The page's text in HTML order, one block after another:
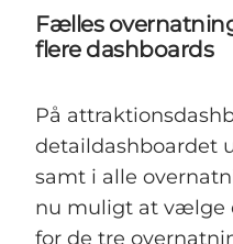
Fælles
flere dashboards
På
detaildashboardet
samt i alle
nu muligt at vælge
for de tre